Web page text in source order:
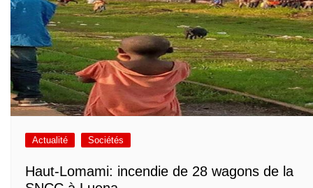
Actualité Sociétés
Haut-Lomami: incendie de 28 wagons de la